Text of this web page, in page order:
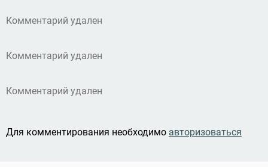
Комментарий удален
Комментарий удален
Комментарий удален
Для комментирования необходимо авторизоваться